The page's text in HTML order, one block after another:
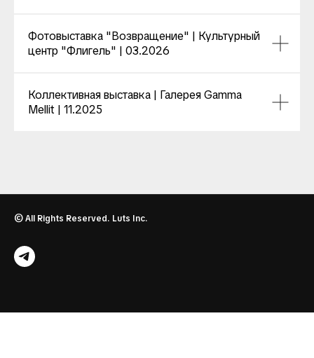
Фотовыставка "Возвращение" | Культурный
центр "Флигель" | 03.2026
Коллективная выставка | Галерея Gamma
Mellit | 11.2025
© All Rights Reserved. Luts Inc.